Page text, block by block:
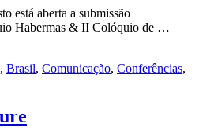
está aberta a submissão
Habermas & II Colóquio de …
, Brasil, Comunicação, Conferências,